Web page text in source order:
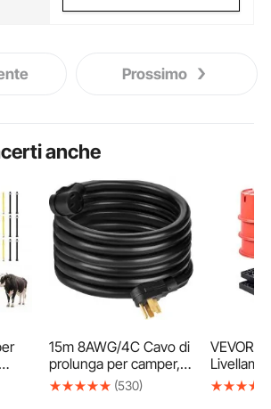
Prossimo
anche
15m 8AWG/4C Cavo di
prolunga per camper,
rimorchio, camper,
(530)
VEVOR